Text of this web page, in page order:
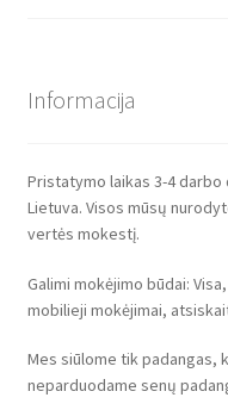
Informacija
Pristatymo laikas 3-4
Lietuva. Visos mūsų
vertės mokestį.
Galimi mokėjimo būdai:
mobilieji mokėjimai,
Mes siūlome tik padangas,
neparduodame senų